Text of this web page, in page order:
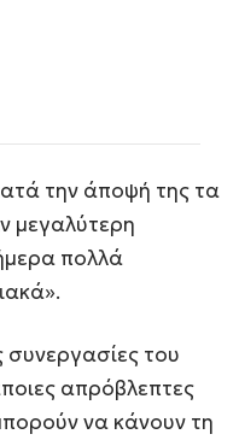
την άποψή της τα
μεγαλύτερη
πολλά
του
απρόβλεπτες
να κάνουν τη